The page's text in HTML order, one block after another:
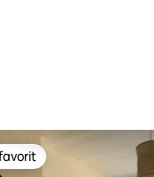
betyg, 188 omdömen